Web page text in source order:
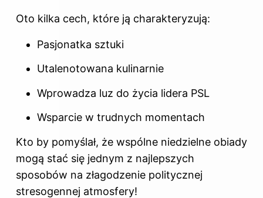
Oto kilka cech, które ją charakteryzują:
Pasjonatka sztuki
Utalenotowana kulinarnie
Wprowadza luz do życia lidera PSL
Wsparcie w trudnych momentach
Kto by pomyślał, że wspólne niedzielne obiady
mogą stać się jednym z najlepszych
sposobów na złagodzenie politycznej
stresogennej atmosfery!